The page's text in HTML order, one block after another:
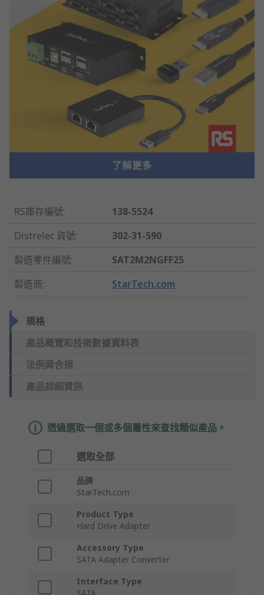
RS庫存編號:
138-5524
Distrelec 貨號:
302-31-590
製造零件編號:
SAT2M2NGFF25
製造商: StarTech.com
規格
產品概覽和技術數據資料表
法例與合規
產品詳細資訊
透過選取一個或多個屬性來查找類似產品。
選取全部
品牌
StarTech.com
Product Type
Hard Drive Adapter
Accessory Type
SATA Adapter Converter
Interface Type